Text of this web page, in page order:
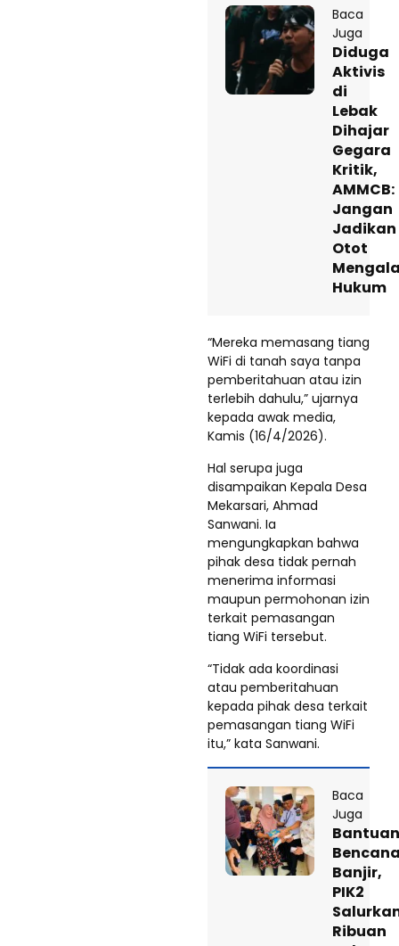
Baca
Juga
Diduga
Aktivis
di
Lebak
Dihajar
Gegara
Kritik,
AMMCB:
Jangan
Jadikan
Otot
Hukum
“Mereka memasang tiang
WiFi di tanah saya tanpa
pemberitahuan atau izin
terlebih dahulu,” ujarnya
kepada awak media,
Kamis (16/4/2026).
Hal serupa juga
disampaikan Kepala Desa
Mekarsari, Ahmad
Sanwani. Ia
mengungkapkan bahwa
pihak desa tidak pernah
menerima informasi
maupun permohonan izin
terkait pemasangan
tiang WiFi tersebut.
“Tidak ada koordinasi
atau pemberitahuan
kepada pihak desa terkait
pemasangan tiang WiFi
itu,” kata Sanwani.
Baca
Juga
Bantuan
Banjir,
PIK2
Ribuan